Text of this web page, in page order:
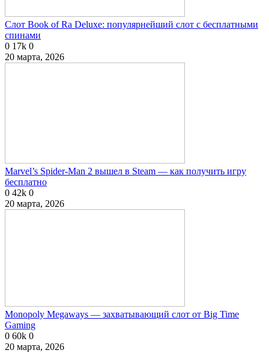
Слот Book of Ra Deluxe: популярнейший слот с бесплатными
спинами
0 17k 0
20 марта, 2026
Marvel’s Spider-Man 2 вышел в Steam — как получить игру
бесплатно
0 42k 0
20 марта, 2026
Monopoly Megaways — захватывающий слот от Big Time
Gaming
0 60k 0
20 марта, 2026